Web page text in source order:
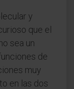
y
que el
sea un
de
muy
en las dos